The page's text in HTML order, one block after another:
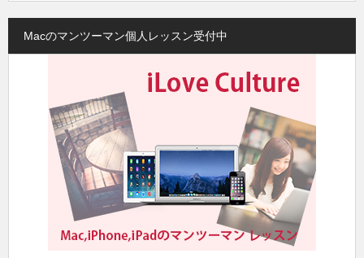
Macのマンツーマン個人レッスン受付中